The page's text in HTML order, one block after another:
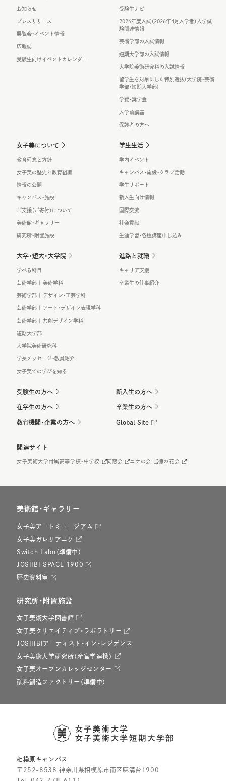
お知らせ
プレスリリース
展覧会・イベント情報
広報誌
受験生向けイベントカレンダー
受験生ナビ
2026年度入試（2026年4月入学者）入学試
験関連情報
芸術学部の入試情報
短期大学部の入試情報
大学院美術研究科の入試情報
留学生を対象にした特別選抜(大学院・芸術
学部・短期大学部)
学費・奨学金
入学前講座
保護者の方へ
女子美について
教育理念と方針
女子美の歴史と教育組織
情報の公開
キャンパス・施設
ご支援（ご寄付）について
美術館・ギャラリー
研究所・附置施設
学生生活
学内イベント
キャンパス・施設・クラブ活動
学生サポート
新入生向け情報
国際交流
社会貢献
生涯学習・各種講座申し込み
大学・短大・大学院
学べる科目
芸術学部 | 美術学科
芸術学部 | デザイン・工芸学科
芸術学部 | アート・デザイン表現学科
芸術学部 | 共創デザイン学科
短期大学部
大学院美術研究科
学長メッセージ・教員紹介
女子美での学びを知る
進路と就職
キャリア支援
卒業生の仕事紹介
受験生の方へ 新入生の方へ
在学生の方へ 卒業生の方へ
教育機関・企業の方へ Global Site
関連サイト
女子美術大学付属高等学校・中学校 同窓会 ニケの会 徳の花会
美術館・ギャラリー
女子美アートミュージアム
女子美ガレリアニケ
Switch Labo（準備中）
JOSHBI SPACE 1900
歴史資料室
研究所・附置施設
女子美術大学図書館
女子美クリエイティブ・ラボラトリー
JOSHIBIアーティスト・イン・レジデンス
女子美術大学研究所（産官学連携）
女子美オープンカレッジセンター
顔料創造ファクトリー（準備中）
相模原キャンパス
〒252-8538 神奈川県相模原市南区麻溝台1900